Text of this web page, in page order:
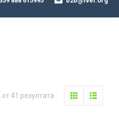
41 резултата Sorted